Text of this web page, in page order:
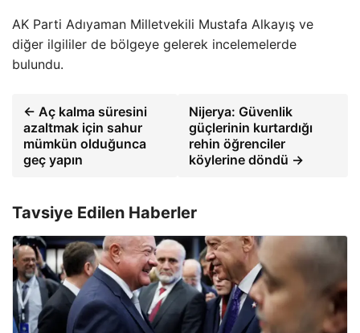
AK Parti Adıyaman Milletvekili Mustafa Alkayış ve
diğer ilgililer de bölgeye gelerek incelemelerde
bulundu.
← Aç kalma süresini
azaltmak için sahur
mümkün olduğunca
geç yapın
Nijerya: Güvenlik
güçlerinin kurtardığı
rehin öğrenciler
köylerine döndü →
Tavsiye Edilen Haberler